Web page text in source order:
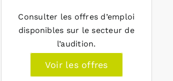
Consulter les offres d’emploi
disponibles sur le secteur de
l’audition.
Voir les offres